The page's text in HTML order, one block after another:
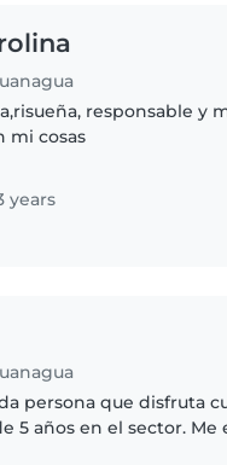
responsable y
mi cosas
years
persona que disfruta
5 años en el sector. Me